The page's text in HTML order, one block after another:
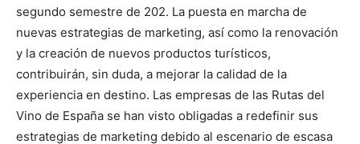
segundo semestre de 202. La puesta en marcha de
nuevas estrategias de marketing, así como la renovación
y la creación de nuevos productos turísticos,
contribuirán, sin duda, a mejorar la calidad de la
experiencia en destino. Las empresas de las Rutas del
Vino de España se han visto obligadas a redefinir sus
estrategias de marketing debido al escenario de escasa